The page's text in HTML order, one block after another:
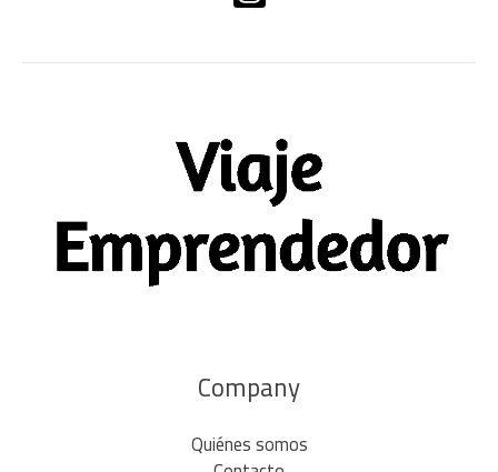
Company
Quiénes somos